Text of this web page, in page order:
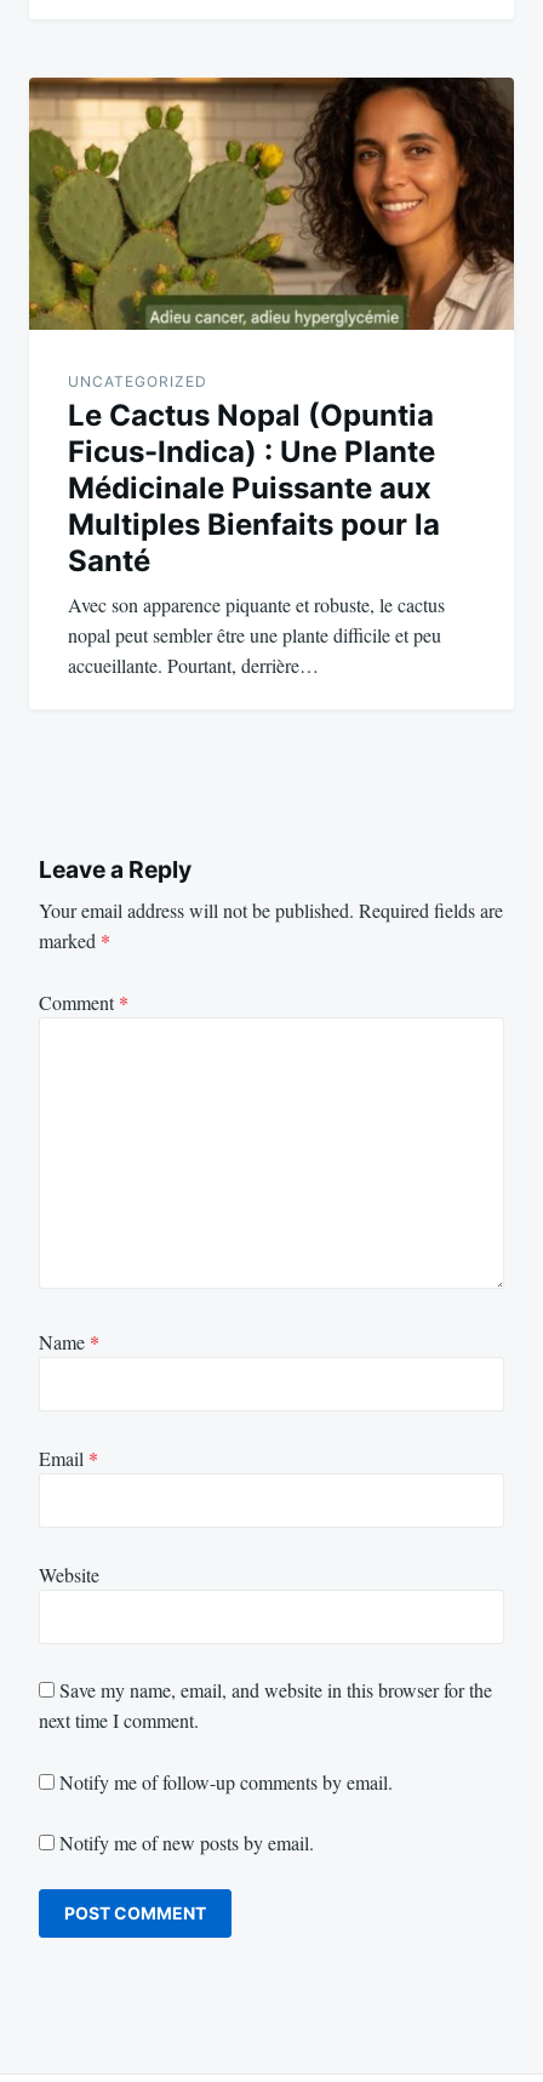
UNCATEGORIZED
Le Cactus Nopal (Opuntia
Ficus-Indica) : Une Plante
Médicinale Puissante aux
Multiples Bienfaits pour la
Santé
Avec son apparence piquante et robuste, le cactus
nopal peut sembler être une plante difficile et peu
accueillante. Pourtant, derrière…
Leave a Reply
Your email address will not be published. Required fields are
marked *
Comment*
Name *
Email *
Website
Save my name, email, and website in this browser for the
next time I comment.
Notify me of follow-up comments by email.
Notify me of new posts by email.